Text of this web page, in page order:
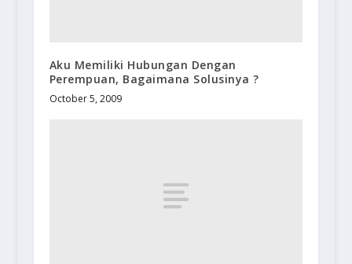
Aku Memiliki Hubungan Dengan
Perempuan, Bagaimana Solusinya ?
October 5, 2009